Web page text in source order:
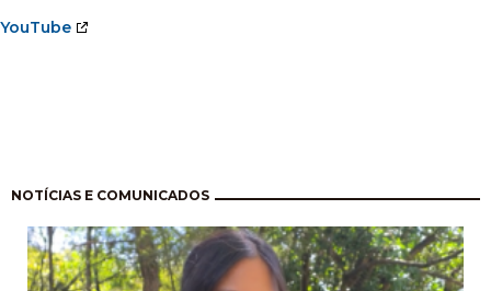
YouTube
NOTÍCIAS E COMUNICADOS
Paginação